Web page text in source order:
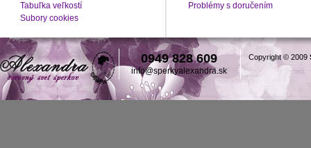
Tabuľka veľkostí
Subory cookies
Problémy s doručením
0949 828 609
info@sperkyalexandra.sk
Copyright © 2009